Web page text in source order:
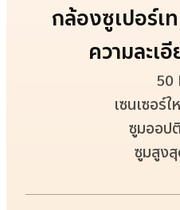
กล้องซูเปอร์เ
ความละเ
50
เซนเซอร์
ซูมออป
ซูมสูง